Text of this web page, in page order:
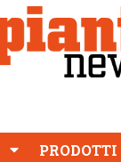
PRODOTTI
PRODOTTI